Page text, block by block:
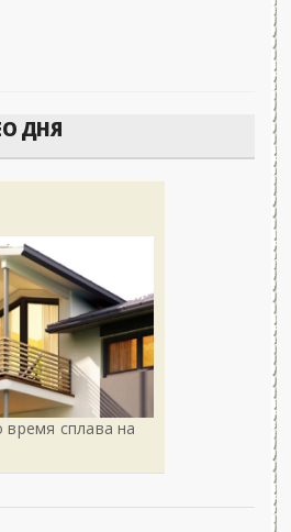
ДНЯ
время сплава на